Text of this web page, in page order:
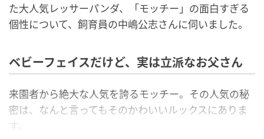
た大人気レッサーパンダ、「モッチー」の面白すぎる
個性について、飼育員の中嶋公志さんに伺いました。
ベビーフェイスだけど、実は立派なお父さん
来園者から絶大な人気を誇るモッチー。その人気の秘
密は、なんと言ってもそのかわいいルックスにありま
す。